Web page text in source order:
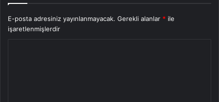
E-posta adresiniz yayınlanmayacak. Gerekli alanlar * ile
işaretlenmişlerdir